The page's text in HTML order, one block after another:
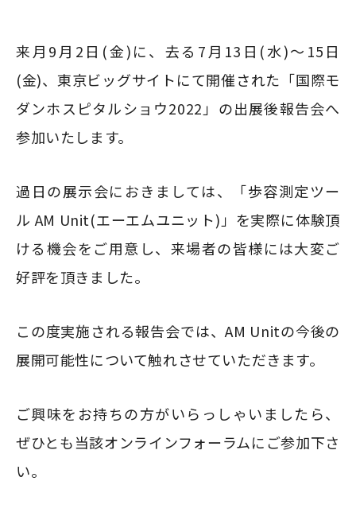
来月9月2日(金)に、去る7月13日(水)～15日
(金)、東京ビッグサイトにて開催された「国際モ
ダンホスピタルショウ2022」の出展後報告会へ
参加いたします。
過日の展示会におきましては、「歩容測定ツー
ル AM Unit(エーエムユニット)」を実際に体験頂
ける機会をご用意し、来場者の皆様には大変ご
好評を頂きました。
この度実施される報告会では、AM Unitの今後の
展開可能性について触れさせていただきます。
ご興味をお持ちの方がいらっしゃいましたら、
ぜひとも当該オンラインフォーラムにご参加下さ
い。